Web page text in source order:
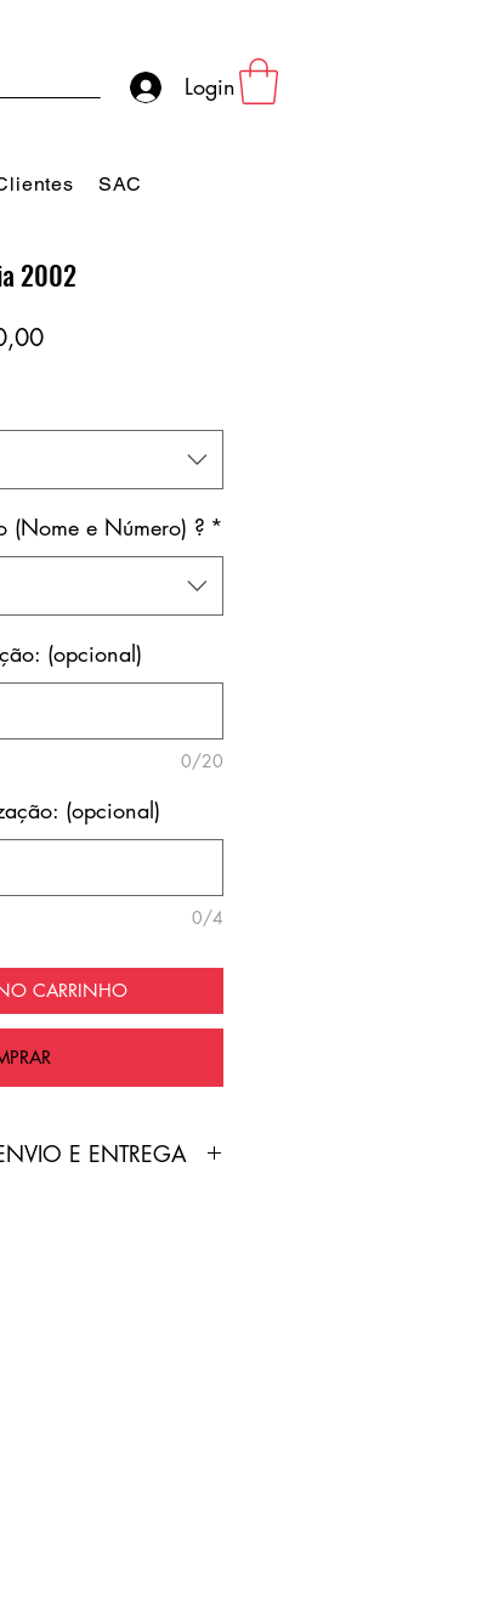
Login
SAC
2002
Preço
(Nome e Número) ? *
(opcional)
0/20
(opcional)
0/4
CARRINHO
E ENTREGA